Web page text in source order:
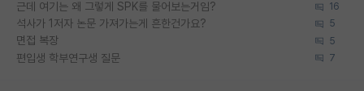
근데 여기는 왜 그렇게 SPK를 물어보는거임? 16
석사가 1저자 논문 가져가는게 흔한건가요? 5
면접 복장 5
편입생 학부연구생 질문 7